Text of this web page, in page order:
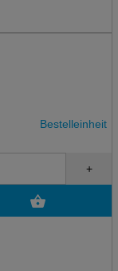
Bestelleinheit
+